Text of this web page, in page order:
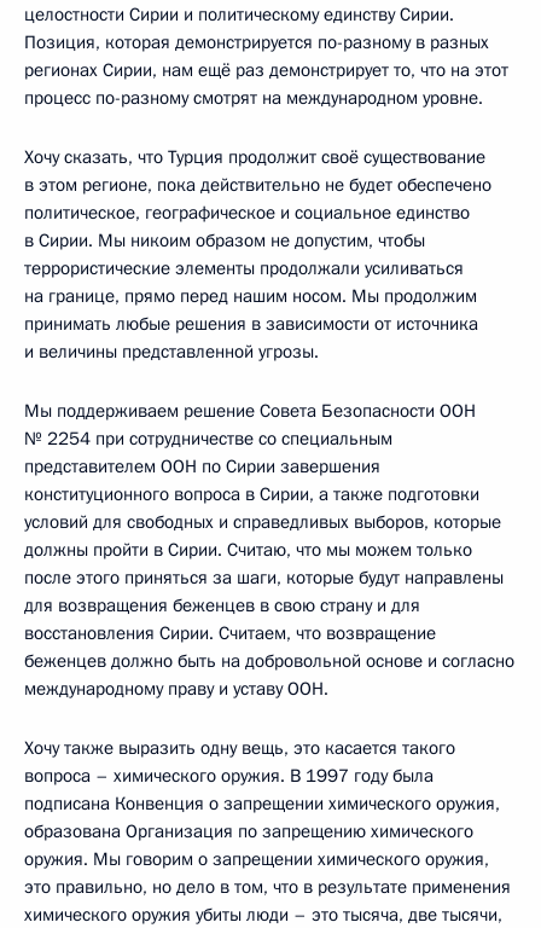
целостности Сирии и политическому единству Сирии.
Позиция, которая демонстрируется по-разному в разных
регионах Сирии, нам ещё раз демонстрирует то, что на этот
процесс по-разному смотрят на международном уровне.
Хочу сказать, что Турция продолжит своё существование
в этом регионе, пока действительно не будет обеспечено
политическое, географическое и социальное единство
в Сирии. Мы никоим образом не допустим, чтобы
террористические элементы продолжали усиливаться
на границе, прямо перед нашим носом. Мы продолжим
принимать любые решения в зависимости от источника
и величины представленной угрозы.
Мы поддерживаем решение Совета Безопасности ООН
№ 2254 при сотрудничестве со специальным
представителем ООН по Сирии завершения
конституционного вопроса в Сирии, а также подготовки
условий для свободных и справедливых выборов, которые
должны пройти в Сирии. Считаю, что мы можем только
после этого приняться за шаги, которые будут направлены
для возвращения беженцев в свою страну и для
восстановления Сирии. Считаем, что возвращение
беженцев должно быть на добровольной основе и согласно
международному праву и уставу ООН.
Хочу также выразить одну вещь, это касается такого
вопроса – химического оружия. В 1997 году была
подписана Конвенция о запрещении химического оружия,
образована Организация по запрещению химического
оружия. Мы говорим о запрещении химического оружия,
это правильно, но дело в том, что в результате применения
химического оружия убиты люди – это тысяча, две тысячи,